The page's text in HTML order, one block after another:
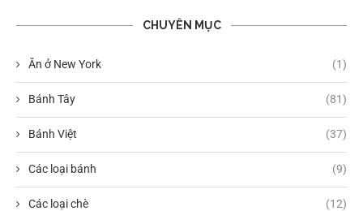
CHUYÊN MỤC
Ăn ở New York (1)
Bánh Tây (81)
Bánh Việt (37)
Các loại bánh (9)
Các loại chè (12)